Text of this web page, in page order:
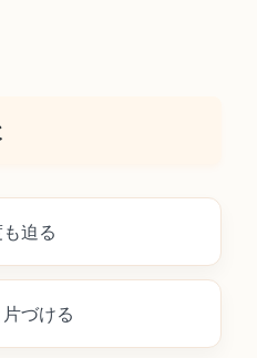
迫る
づける